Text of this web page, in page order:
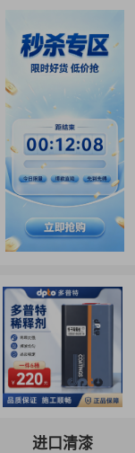
进口清漆